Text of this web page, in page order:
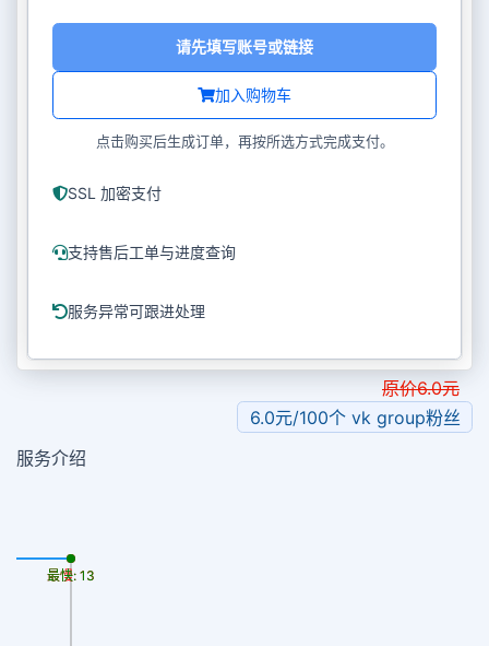
加入购物车
请先填写账号或链接
点击购买后生成订单，再按所选方式完成支付。
SSL 加密支付
支持售后工单与进度查询
服务异常可跟进处理
原价6.0元
6.0元/100个 vk group粉丝
服务介绍
最慢: 13
最快: 13